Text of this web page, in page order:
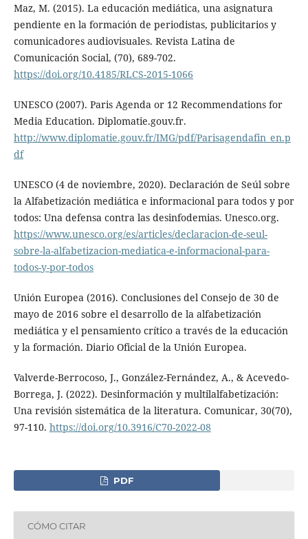
Maz, M. (2015). La educación mediática, una asignatura
pendiente en la formación de periodistas, publicitarios y
comunicadores audiovisuales. Revista Latina de
Comunicación Social, (70), 689-702.
https://doi.org/10.4185/RLCS-2015-1066
UNESCO (2007). Paris Agenda or 12 Recommendations for
Media Education. Diplomatie.gouv.fr.
http://www.diplomatie.gouv.fr/IMG/pdf/Parisagendafin_en.p
df
UNESCO (4 de noviembre, 2020). Declaración de Seúl sobre
la Alfabetización mediática e informacional para todos y por
todos: Una defensa contra las desinfodemias. Unesco.org.
https://www.unesco.org/es/articles/declaracion-de-seul-
sobre-la-alfabetizacion-mediatica-e-informacional-para-
todos-y-por-todos
Unión Europea (2016). Conclusiones del Consejo de 30 de
mayo de 2016 sobre el desarrollo de la alfabetización
mediática y el pensamiento crítico a través de la educación
y la formación. Diario Oficial de la Unión Europea.
Valverde-Berrocoso, J., González-Fernández, A., & Acevedo-
Borrega, J. (2022). Desinformación y multilalfabetización:
Una revisión sistemática de la literatura. Comunicar, 30(70),
97-110. https://doi.org/10.3916/C70-2022-08
PDF
CÓMO CITAR